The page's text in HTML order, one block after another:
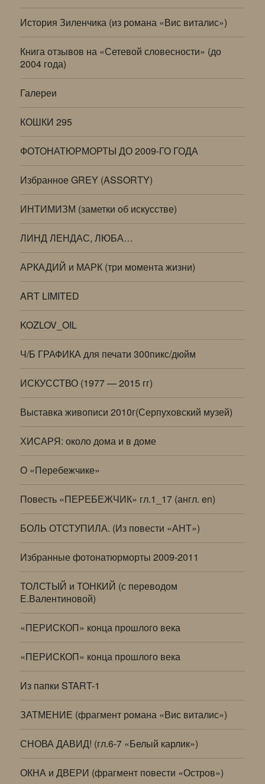
История Зиленчика (из романа «Вис виталис»)
Книга отзывов на «Сетевой словесности» (до
2004 года)
Галереи
КОШКИ 295
ФОТОНАТЮРМОРТЫ ДО 2009-ГО ГОДА
Избранное GREY (ASSORTY)
ИНТИМИЗМ (заметки об искусстве)
ЛИНД ЛЕНДАС, ЛЮБА…
АРКАДИЙ и МАРК (три момента жизни)
ART LIMITED
KOZLOV_OIL
Ч/Б ГРАФИКА для печати 300пикс/дюйм
ИСКУССТВО (1977 — 2015 гг)
Выставка живописи 2010г(Серпуховский музей)
ХИСАРЯ: около дома и в доме
О «Перебежчике»
Повесть «ПЕРЕБЕЖЧИК» гл.1_17 (англ. en)
БОЛЬ ОТСТУПИЛА. (Из повести «АНТ»)
Избранные фотонатюрморты 2009-2011
ТОЛСТЫЙ и ТОНКИЙ (с переводом
Е.Валентиновой)
«ПЕРИСКОП» конца прошлого века
«ПЕРИСКОП» конца прошлого века
Из папки START-1
ЗАТМЕНИЕ (фрагмент романа «Вис виталис»)
СНОВА ДАВИД! (гл.6-7 «Белый карлик»)
ОКНА и ДВЕРИ (фрагмент повести «Остров»)